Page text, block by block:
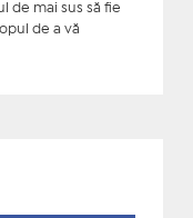
de mai sus să fie
de a vă